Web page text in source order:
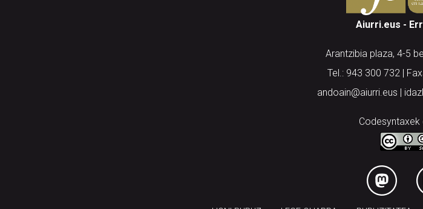
Aiurri.eus -
Arantzibia plaza, 4-5
Tel.: 943 300 732 |
andoain@aiurri.eus |
Codesyntaxek